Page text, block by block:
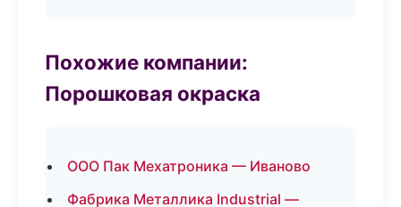
Похожие компании:
Порошковая окраска
ООО Пак Мехатроника — Иваново
Фабрика Металлика Industrial —